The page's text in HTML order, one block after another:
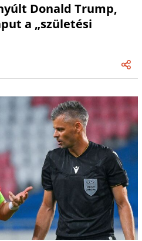
Donald Trump,
a „születési